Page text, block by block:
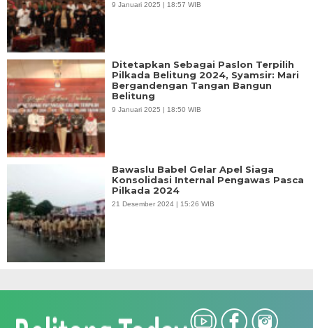
9 Januari 2025 | 18:57 WIB
Ditetapkan Sebagai Paslon Terpilih
Pilkada Belitung 2024, Syamsir: Mari
Bergandengan Tangan Bangun
Belitung
9 Januari 2025 | 18:50 WIB
Bawaslu Babel Gelar Apel Siaga
Konsolidasi Internal Pengawas Pasca
Pilkada 2024
21 Desember 2024 | 15:26 WIB